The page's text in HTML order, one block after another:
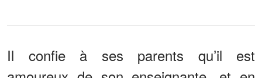
Il confie à ses parents qu’il est